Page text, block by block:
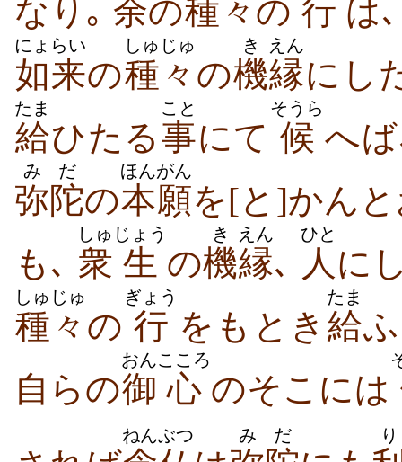
なり｡ 余の種々 の 行 は
如来
にょらい
の種々
しゅじゅ
の機
き
縁
えん
にし
給
たま
ひたる事
こと
にて 候
そうら
へ
弥陀
みだ
の本願
ほんがん
を[と]かん
も､ 衆
しゅ
生
じょう
の機
き
縁
えん
､ 人
ひと
に
種々
しゅじゅ
の 行
ぎょう
をもとき 給
たま
自らの御
おん
心
こころ
のそこには
ねんぶつ みだ り